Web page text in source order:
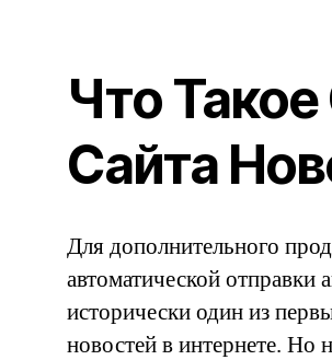
Что
Сайта
Для дополнительного
автоматической отправки
исторически один из
новостей в интернете. Но